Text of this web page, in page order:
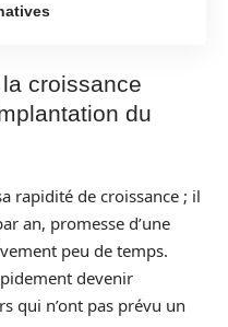
croissance
du
rapidité de croissance ; il
an, promesse d’une
peu de temps.
devenir
qui n’ont pas prévu un